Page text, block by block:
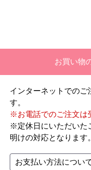
お買い物
インターネットでのご
す。
※お電話でのご注文は
※定休日にいただいた
明けの対応となります。
お支払い方法につい